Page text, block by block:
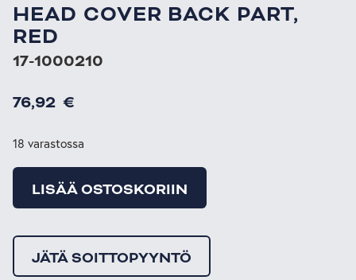
HEAD COVER BACK PART,
RED
17-1000210
76,92 €
18 varastossa
LISÄÄ OSTOSKORIIN
JÄTÄ SOITTOPYYNTÖ